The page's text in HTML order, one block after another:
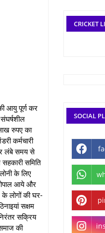
आयु पूर्ण कर
रुपए का
कर्मचारी
लंबे समय से
समिति
के लिए
आये और
लोगों की घर-
सक्षम
सक्रिय
की
CRICKET
SOCIAL